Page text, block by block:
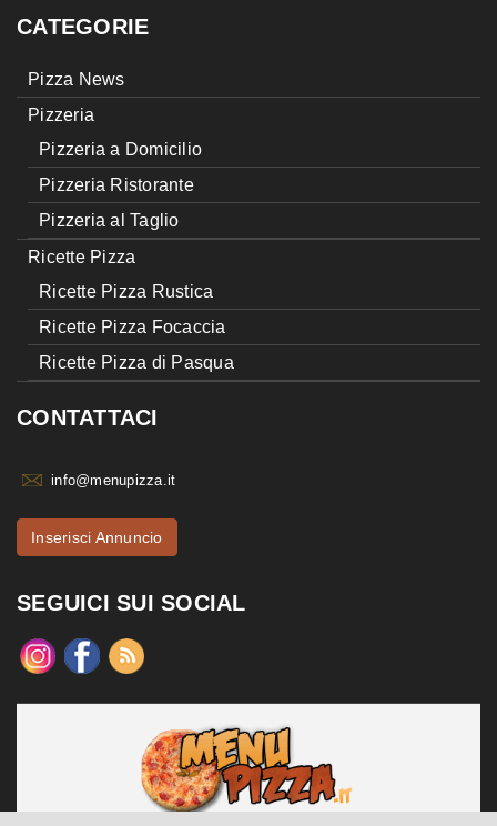
CATEGORIE
Pizza News
Pizzeria
Pizzeria a Domicilio
Pizzeria Ristorante
Pizzeria al Taglio
Ricette Pizza
Ricette Pizza Rustica
Ricette Pizza Focaccia
Ricette Pizza di Pasqua
CONTATTACI
info@menupizza.it
Inserisci Annuncio
SEGUICI SUI SOCIAL